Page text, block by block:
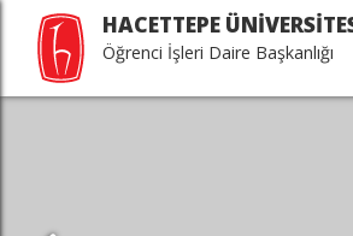
HACETTEPE
Öğrenci İşleri Daire Başkanlığı